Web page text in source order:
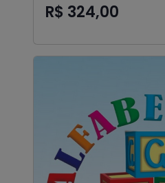
R$ 324,00